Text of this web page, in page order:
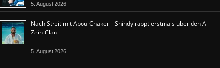
5. August 2026
Nach Streit mit Abou-Chaker – Shindy rappt erstmals über den Al-
Zein-Clan
5. August 2026